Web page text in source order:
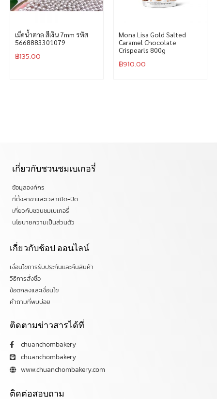
เม็ดน้ำตาล สีเงิน 7mm รหัส
5668883301079
฿135.00
Mona Lisa Gold Salted
Caramel Chocolate
Crispearls 800g
฿910.00
เกี่ยวกับชวนชมเบเกอรี่
ข้อมูลองค์กร
ที่ตั้งสาขาและเวลาเปิด-ปิด
เกี่ยวกับชวนชมเบเกอรี่
นโยบายความเป็นส่วนตัว
เกี่ยวกับช้อป ออนไลน์
เงื่อนไขการรับประกันและคืนสินค้า
วิธีการสั่งซื้อ
ข้อตกลงและเงื่อนไข
คำถามที่พบบ่อย
ติดตามข่าวสารได้ที่
chuanchombakery
chuanchombakery
www.chuanchombakery.com
ติดต่อสอบถาม